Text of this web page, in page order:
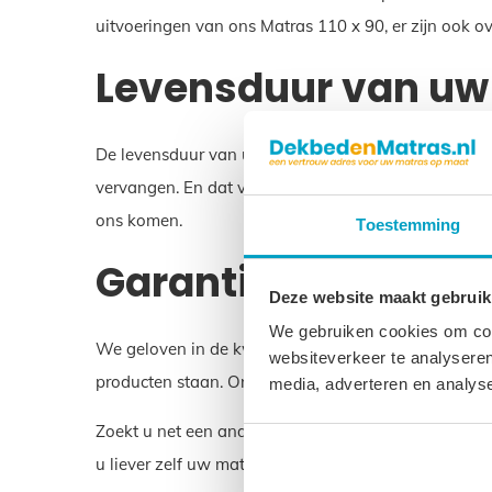
Toestemming
Deze website maakt
We gebruiken cookies om
websiteverkeer te
media, adverteren en
uitvoeringen van ons Matras 110 x 90, er zijn ook
Levensduur van
De levensduur van uw Matras 110 x 90 is
vervangen. En dat voorkomt belasting op het
ons komen.
Garantie op uw
We geloven in de kwaliteit van uw Matras 110 x
producten staan. Onze matrassen worden in
Zoekt u net een andere maat dan Matras 110 x
u liever zelf uw matras samenstellen? Dat kan ook!